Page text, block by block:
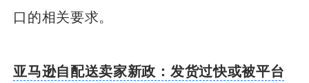
口的相关要求。
亚马逊自配送卖家新政：发货过快或被平台